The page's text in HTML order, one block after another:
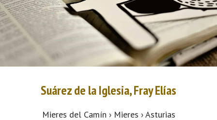
Suárez de la Iglesia, Fray Elías
Mieres del Camín › Mieres › Asturias